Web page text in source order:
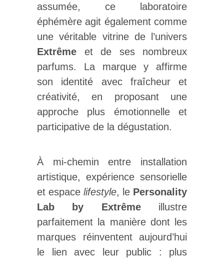
assumée, ce laboratoire
éphémère agit également comme
une véritable vitrine de l’univers
Extrême et de ses nombreux
parfums. La marque y affirme
son identité avec fraîcheur et
créativité, en proposant une
approche plus émotionnelle et
participative de la dégustation.
À mi-chemin entre installation
artistique, expérience sensorielle
et espace lifestyle, le Personality
Lab by Extrême illustre
parfaitement la manière dont les
marques réinventent aujourd’hui
le lien avec leur public : plus